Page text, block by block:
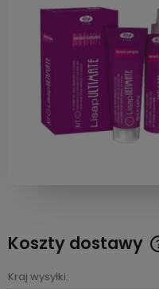
Koszty dostawy
Cena nie zawiera
Kraj wysyłki: